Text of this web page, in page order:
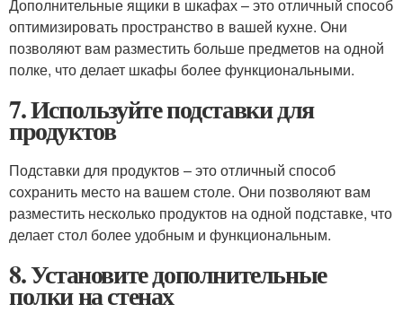
Дополнительные ящики в шкафах – это отличный способ
оптимизировать пространство в вашей кухне. Они
позволяют вам разместить больше предметов на одной
полке, что делает шкафы более функциональными.
7. Используйте подставки для
продуктов
Подставки для продуктов – это отличный способ
сохранить место на вашем столе. Они позволяют вам
разместить несколько продуктов на одной подставке, что
делает стол более удобным и функциональным.
8. Установите дополнительные
полки на стенах